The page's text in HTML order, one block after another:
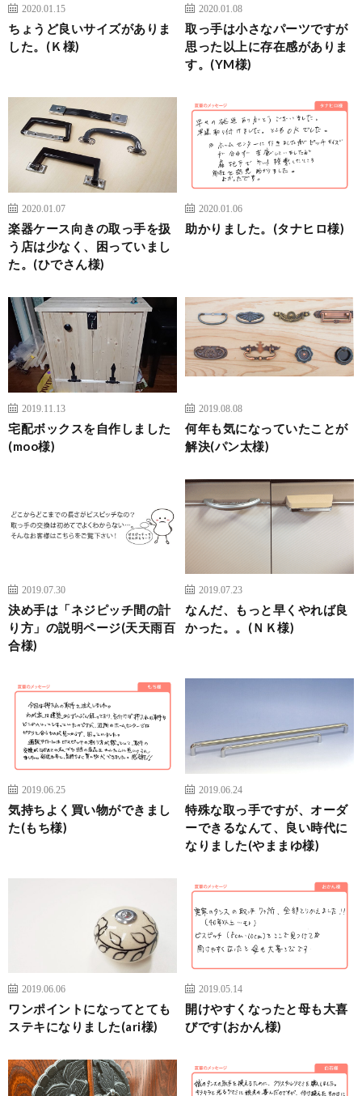
2020.01.15
ちょうど良いサイズがありま
した。(Ｋ様)
2020.01.08
取っ手は小さなパーツですが
思った以上に存在感がありま
す。(YM様)
2020.01.07
楽器ケース向きの取っ手を扱
う店は少なく、困っていまし
た。(ひでさん様)
2020.01.06
助かりました。(タナヒロ様)
2019.11.13
宅配ボックスを自作しました
(moo様)
2019.08.08
何年も気になっていたことが
解決(パン太様)
2019.07.30
決め手は「ネジピッチ間の計
り方」の説明ページ(天天雨百
合様)
2019.07.23
なんだ、もっと早くやれば良
かった。。(ＮＫ様)
2019.06.25
気持ちよく買い物ができまし
た(もち様)
2019.06.24
特殊な取っ手ですが、オーダ
ーできるなんて、良い時代に
なりました(やままゆ様)
2019.06.06
ワンポイントになってとても
ステキになりました(ari様)
2019.05.14
開けやすくなったと母も大喜
びです(おかん様)